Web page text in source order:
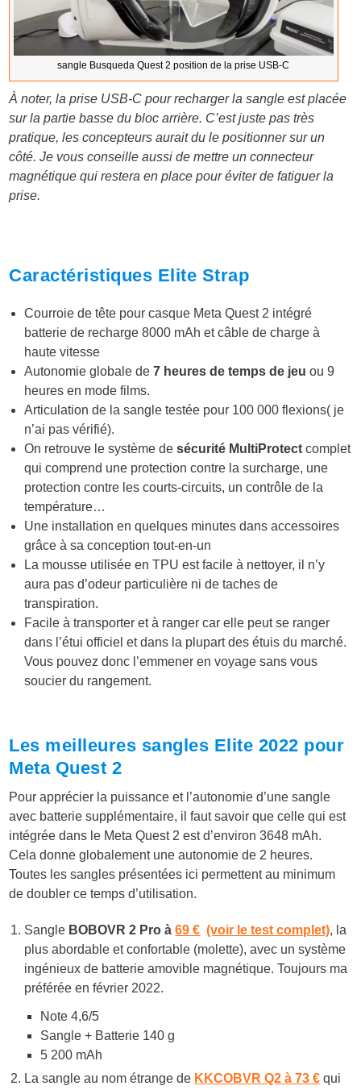
sangle Busqueda Quest 2 position de la prise USB-C
À noter, la prise USB-C pour recharger la sangle est placée
sur la partie basse du bloc arrière. C’est juste pas très
pratique, les concepteurs aurait du le positionner sur un
côté. Je vous conseille aussi de mettre un connecteur
magnétique qui restera en place pour éviter de fatiguer la
prise.
Caractéristiques Elite Strap
Courroie de tête pour casque Meta Quest 2 intégré
batterie de recharge 8000 mAh et câble de charge à
haute vitesse
Autonomie globale de 7 heures de temps de jeu ou 9
heures en mode films.
Articulation de la sangle testée pour 100 000 flexions( je
n’ai pas vérifié).
On retrouve le système desécurité MultiProtect complet
qui comprend une protection contre la surcharge, une
protection contre les courts-circuits, un contrôle de la
température…
Une installation en quelques minutes dans accessoires
grâce à sa conception tout-en-un
La mousse utilisée en TPU est facile à nettoyer, il n’y
aura pas d’odeur particulière ni de taches de
transpiration.
Facile à transporter et à ranger car elle peut se ranger
dans l’étui officiel et dans la plupart des étuis du marché.
Vous pouvez donc l’emmener en voyage sans vous
soucier du rangement.
Les meilleures sangles Elite 2022 pour
Meta Quest 2
Pour apprécier la puissance et l’autonomie d’une sangle
avec batterie supplémentaire, il faut savoir que celle qui est
intégrée dans le Meta Quest 2 est d’environ 3648 mAh.
Cela donne globalement une autonomie de 2 heures.
Toutes les sangles présentées ici permettent au minimum
de doubler ce temps d’utilisation.
Sangle BOBOVR 2 Pro à69 € (voir le test complet), la
plus abordable et confortable (molette), avec un système
ingénieux de batterie amovible magnétique. Toujours ma
préférée en février 2022.
Note 4,6/5
Sangle + Batterie 140 g
5 200 mAh
La sangle au nom étrange de KKCOBVR Q2 à 73 € qui